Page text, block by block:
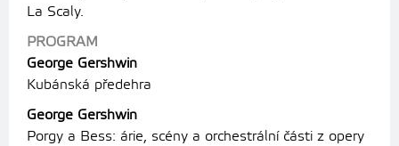
La Scaly.
PROGRAM
George Gershwin
Kubánská předehra
George Gershwin
Porgy a Bess: árie, scény a orchestrální části z opery